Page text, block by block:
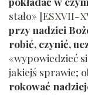
stało» [ESXVII-
przy nadziei
robić, czynić,
«wypowiedzieć
jakiejś sprawie;
rokować